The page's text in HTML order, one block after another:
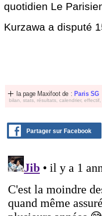
quotidien Le
Kurzawa a disputé
la page Maxifoot de : Paris SG
bilan, stats, résultats, calendrier, effectif,
Partager sur Facebook